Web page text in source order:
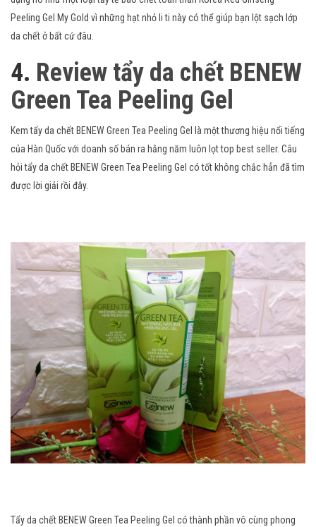
Peeling Gel My Gold vì những hạt nhỏ li ti này có thể giúp bạn lột sạch lớp
da chết ở bất cứ đâu.
4. Review tẩy da chết BENEW
Green Tea Peeling Gel
Kem tẩy da chết BENEW Green Tea Peeling Gel là một thương hiệu nổi tiếng
của Hàn Quốc với doanh số bán ra hằng năm luôn lọt top best seller. Câu
hỏi tẩy da chết BENEW Green Tea Peeling Gel có tốt không chắc hẳn đã tìm
được lời giải rồi đây.
Tẩy da chết BENEW Green Tea Peeling Gel có thành phần vô cùng phong